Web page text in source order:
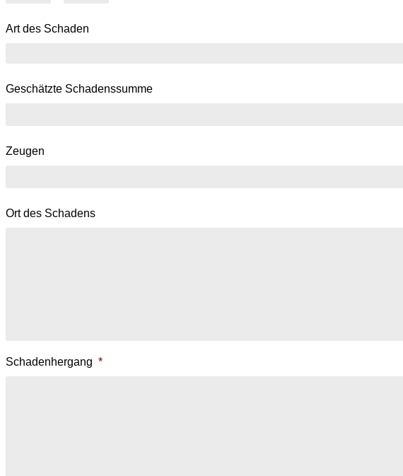
Art des Schaden
Geschätzte Schadenssumme
Zeugen
Ort des Schadens
Schadenhergang *